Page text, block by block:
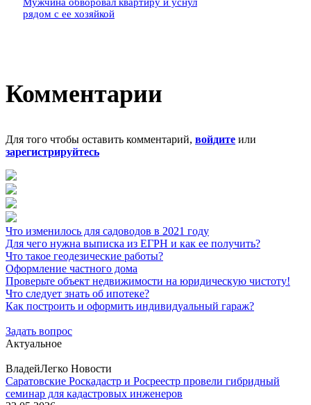
Мужчина обворовал квартиру и уснул
рядом с ее хозяйкой
Комментарии
Для того чтобы оставить комментарий, войдите или
зарегистрируйтесь
Что изменилось для садоводов в 2021 году
Для чего нужна выписка из ЕГРН и как ее получить?
Что такое геодезические работы?
Оформление частного дома
Проверьте объект недвижимости на юридическую чистоту!
Что следует знать об ипотеке?
Как построить и оформить индивидуальный гараж?
Задать вопрос
Актуальное
ВладейЛегко Новости
Саратовские Роскадастр и Росреестр провели гибридный
семинар для кадастровых инженеров